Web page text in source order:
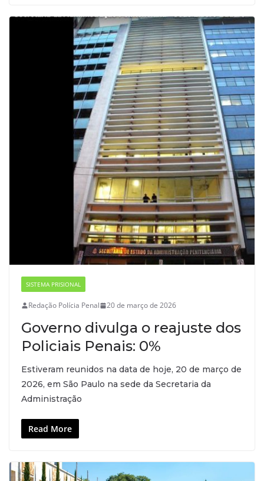
SISTEMA PRISIONAL
Redação Polícia Penal 20 de março de 2026
Governo divulga o reajuste dos
Policiais Penais: 0%
Estiveram reunidos na data de hoje, 20 de março de
2026, em São Paulo na sede da Secretaria da
Administração
Read More